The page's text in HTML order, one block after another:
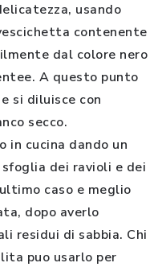
usando
contenente
dal colore nero
A questo punto
si diluisce con
secco.
in cucina dando un
dei ravioli e dei
caso e meglio
dopo averlo
residui di sabbia. Chi
puo usarlo per